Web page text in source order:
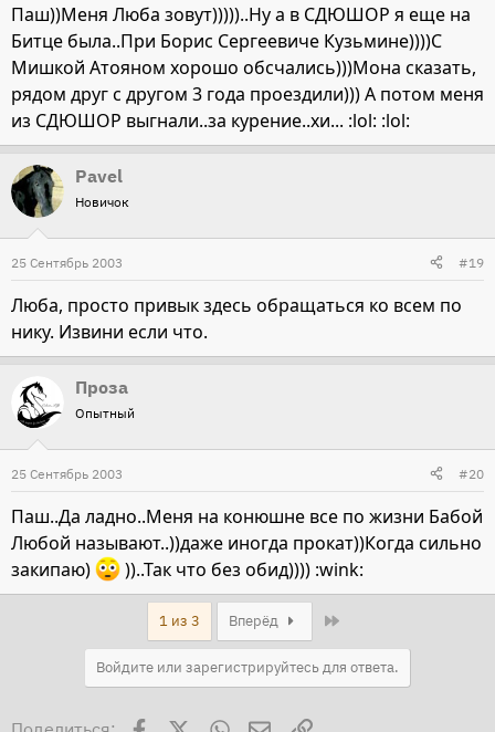
Паш))Меня Люба зовут)))))..Ну а в СДЮШОР я еще на
Битце была..При Борис Сергеевиче Кузьмине))))С
Мишкой Атояном хорошо обсчались)))Мона сказать,
рядом друг с другом 3 года проездили))) А потом меня
из СДЮШОР выгнали..за курение..хи... :lol: :lol:
Pavel
Новичок
25 Сентябрь 2003 #19
Люба, просто привык здесь обращаться ко всем по
нику. Извини если что.
Проза
Опытный
25 Сентябрь 2003 #20
Паш..Да ладно..Меня на конюшне все по жизни Бабой
Любой называют..))даже иногда прокат))Когда сильно
закипаю)
))..Так что без обид)))) :wink:
1 из 3 Вперёд
Войдите или зарегистрируйтесь для ответа.
Facebook WhatsAppЭлектронная почта
Ссылка